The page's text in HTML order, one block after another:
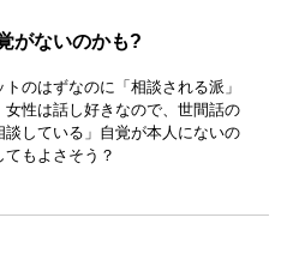
がないのかも?
のはずなのに「相談される派」
性は話し好きなので、世間話の
している」自覚が本人にないの
もよさそう？